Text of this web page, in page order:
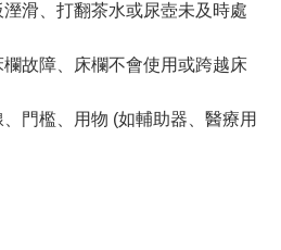
滑、打翻茶水或尿壺未及時處
故障、床欄不會使用或跨越床
門檻、用物 (如輔助器、醫療用